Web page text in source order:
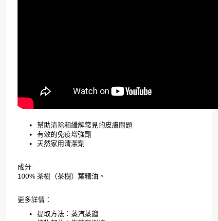
幫助清除和緩解常見的皮膚問題
有效的免疫增強劑
天然家用清潔劑
成分:
100% 茶樹（茶樹）葉精油。
更多詳情：
提取方法：蒸汽蒸餾